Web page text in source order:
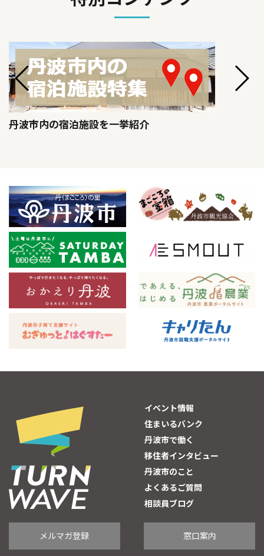
丹波市内の宿泊施設を一挙紹介
イベント情報
住まいるバンク
丹波市で働く
移住者インタビュー
丹波市のこと
よくあるご質問
相談員ブログ
メルマガ登録 窓口案内